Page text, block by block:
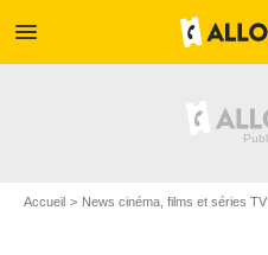
menu
Accueil News cinéma, films et séries TV